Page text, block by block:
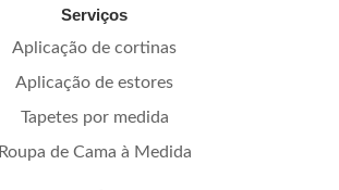
Serviços
Aplicação de cortinas
Aplicação de estores
Tapetes por medida
Roupa de Cama à Medida